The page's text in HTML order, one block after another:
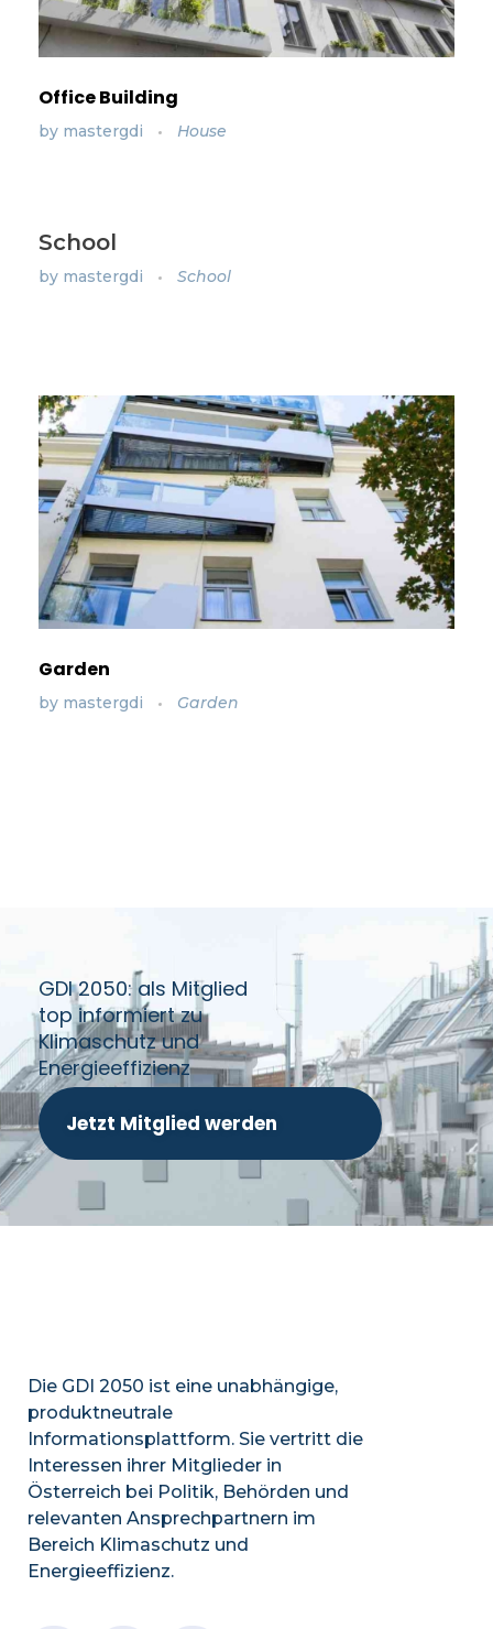
Office Building
by mastergdi House
School
by mastergdi School
Garden
by mastergdi Garden
GDI 2050: als Mitglied
top informiert zu
Klimaschutz und
Energieeffizienz
Jetzt Mitglied werden
Die GDI 2050 ist eine unabhängige,
produktneutrale
Informationsplattform. Sie vertritt die
Interessen ihrer Mitglieder in
Österreich bei Politik, Behörden und
relevanten Ansprechpartnern im
Bereich Klimaschutz und
Energieeffizienz.